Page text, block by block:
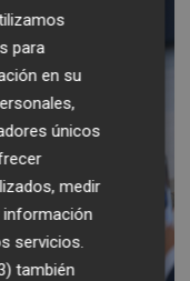
para
en su
únicos
medir
información
servicios.
también